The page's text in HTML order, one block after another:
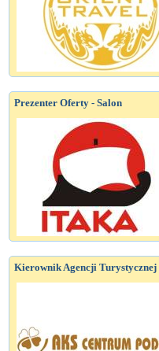
Prezenter Oferty - Salon
Kierownik Agencji Turystycznej